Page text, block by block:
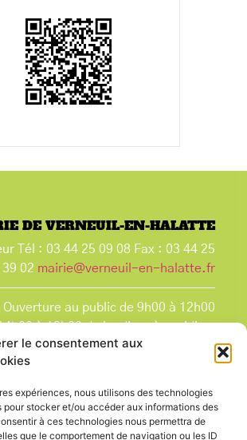
le consentement aux
expériences, nous utilisons des technologies
pour stocker et/ou accéder aux informations des
à ces technologies nous permettra de
que le comportement de navigation ou les ID
DE VERNEUIL-EN-HALATTE
Tél : 03 44 25 09 08 Fax : 03 44 25
39 02 mairie@verneuil-en-halatte.fr
Ouverture au public de 9h00 à 12h00
à 18h00 du lundi après-midi au
vendredi,
et le samedi de 9h00 à 12h00.
que les jours fériés.